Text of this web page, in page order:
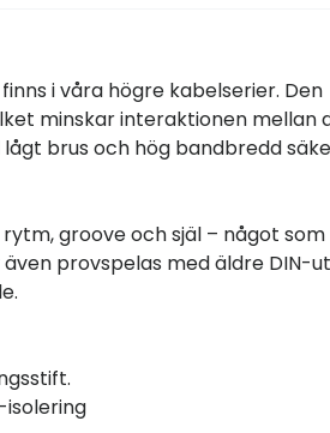
i våra högre kabelserier. Den
minskar interaktionen mellan
brus och hög bandbredd
groove och själ – något som
även provspelas med äldre DIN-
isolering